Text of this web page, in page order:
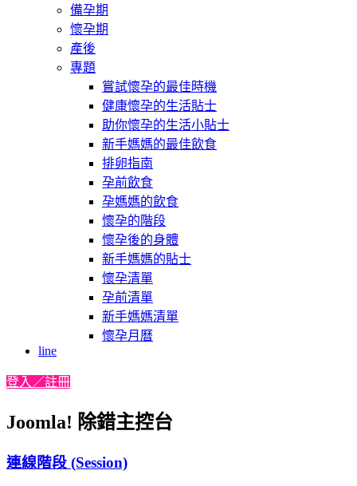
備孕期
懷孕期
產後
專題
嘗試懷孕的最佳時機
健康懷孕的生活貼士
助你懷孕的生活小貼士
新手媽媽的最佳飲食
排卵指南
孕前飲食
孕媽媽的飲食
懷孕的階段
懷孕後的身體
新手媽媽的貼士
懷孕清單
孕前清單
新手媽媽清單
懷孕月曆
line
登入／註冊
Joomla! 除錯主控台
連線階段 (Session)